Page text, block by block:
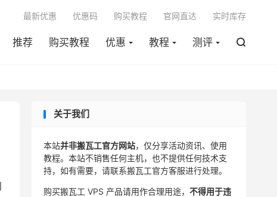
推荐 购买教程 优惠 教程 测评 
最新优惠 优惠码 购买教程 官网直达 实时库存
关于我们
本站并非搬瓦工官方网站，仅分享活动资讯、使用
教程。本站不销售任何主机，也不提供任何技术支
持，如有需要，请联系搬瓦工官方客服进行处理。
购买搬瓦工 VPS 产品请用作合理用途， 不得用于违